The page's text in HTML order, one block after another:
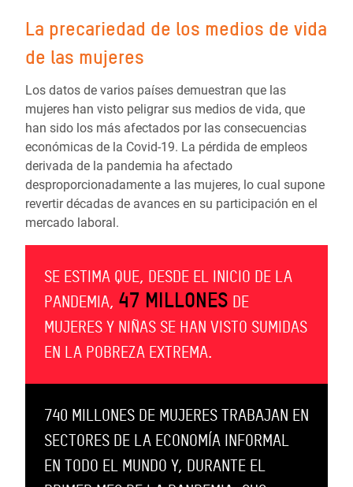
La precariedad de los medios de vida
de las mujeres
Los datos de varios países demuestran que las
mujeres han visto peligrar sus medios de vida, que
han sido los más afectados por las consecuencias
económicas de la Covid-19. La pérdida de empleos
derivada de la pandemia ha afectado
desproporcionadamente a las mujeres, lo cual supone
revertir décadas de avances en su participación en el
mercado laboral.
SE ESTIMA QUE, DESDE EL INICIO DE LA
PANDEMIA, 47 MILLONES DE
MUJERES Y NIÑAS SE HAN VISTO SUMIDAS
EN LA POBREZA EXTREMA.
740 MILLONES DE MUJERES TRABAJAN EN
SECTORES DE LA ECONOMÍA INFORMAL
EN TODO EL MUNDO Y, DURANTE EL